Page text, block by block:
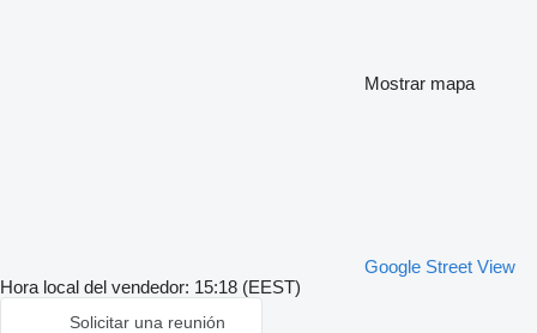
Mostrar mapa
Google Street View
Hora local del vendedor: 15:18 (EEST)
Solicitar una reunión